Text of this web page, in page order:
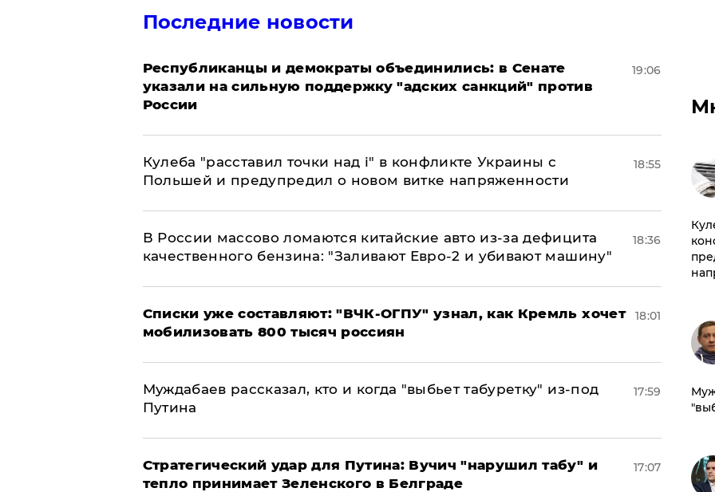
Последние новости
Республиканцы и демократы объединились: в Сенате
указали на сильную поддержку "адских санкций" против
России
19:06
Кулеба "расставил точки над і" в конфликте Украины с
Польшей и предупредил о новом витке напряженности
18:55
В России массово ломаются китайские авто из-за дефицита
качественного бензина: "Заливают Евро-2 и убивают машину"
18:36
Списки уже составляют: "ВЧК-ОГПУ" узнал, как Кремль хочет
мобилизовать 800 тысяч россиян
18:01
Муждабаев рассказал, кто и когда "выбьет табуретку" из-под
Путина
17:59
Стратегический удар для Путина: Вучич "нарушил табу" и
тепло принимает Зеленского в Белграде
17:07